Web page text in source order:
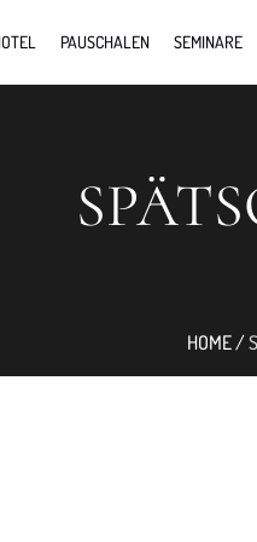
PAUSCHALEN SEMINARE
HOME/